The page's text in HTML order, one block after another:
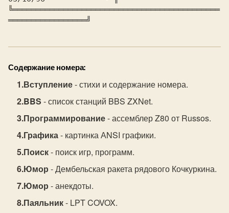
╚═════════════════════════════════════════════
═════════════════╝
Содержание номера:
Вступление- стихи и содержание номера.
BBS - список станций BBS ZXNet.
Программирование- ассемблер Z80 от Russos.
Графика- картинка АNSI графики.
Поиск- поиск игр, программ.
Юмор - Дембельская ракета рядового Кочкуркина.
Юмор - анекдоты.
Паяльник- LPT COVOX.